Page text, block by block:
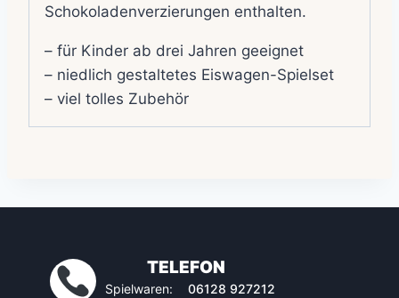
Schokoladenverzierungen enthalten.
– für Kinder ab drei Jahren geeignet
– niedlich gestaltetes Eiswagen-Spielset
– viel tolles Zubehör
TELEFON
Spielwaren:
06128 927212